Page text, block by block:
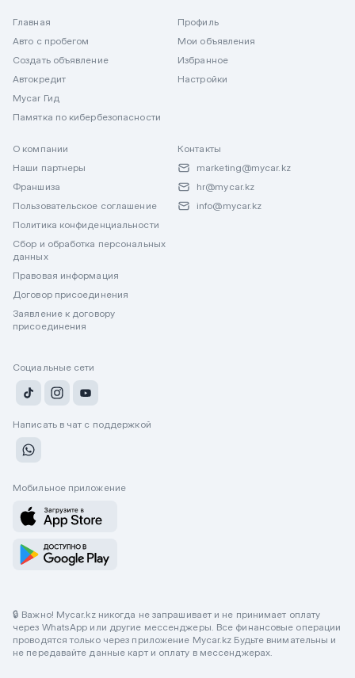
Главная
Авто с пробегом
Создать объявление
Автокредит
Mycar Гид
Памятка по кибербезопасности
Профиль
Мои объявления
Избранное
Настройки
О компании
Наши партнеры
Франшиза
Пользовательское соглашение
Политика конфиденциальности
Сбор и обработка персональных
данных
Правовая информация
Договор присоединения
Заявление к договору
присоединения
Контакты
marketing@mycar.kz
hr@mycar.kz
info@mycar.kz
Социальные сети
Написать в чат с поддержкой
Мобильное приложение
🔒 Важно! Mycar.kz никогда не запрашивает и не принимает оплату
через WhatsApp или другие мессенджеры. Все финансовые операции
проводятся только через приложение Mycar.kz Будьте внимательны и
не передавайте данные карт и оплату в мессенджерах.